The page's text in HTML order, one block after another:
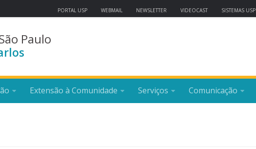
PORTAL USP WEBMAIL NEWSLETTER VIDEOCAST SISTEMAS USP
Paulo
Extensão à Comunidade Serviços Comunicação